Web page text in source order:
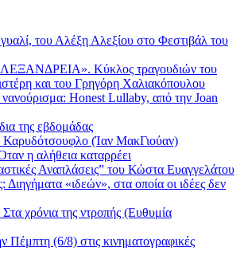
του Αλέξη Αλεξίου στο Φεστιβάλ του
Κύκλος τραγουδιών του
και του Γρηγόρη Χαλιακόπουλου
Honest Lullaby, από την Joan
της εβδομάδας
Καρυδότσουφλο (Ίαν ΜακΓιούαν)
η αλήθεια καταρρέει
Αναπλάσεις” του Κώστα Ευαγγελάτου
Διηγήματα «ιδεών», στα οποία οι ιδέες δεν
Στα χρόνια της ντροπής (Ευθυμία
Πέμπτη (6/8) στις κινηματογραφικές